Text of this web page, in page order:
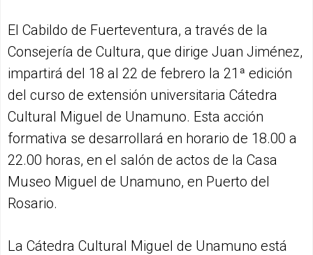
El Cabildo de Fuerteventura, a través de la
Consejería de Cultura, que dirige Juan Jiménez,
impartirá del 18 al 22 de febrero la 21ª edición
del curso de extensión universitaria Cátedra
Cultural Miguel de Unamuno. Esta acción
formativa se desarrollará en horario de 18.00 a
22.00 horas, en el salón de actos de la Casa
Museo Miguel de Unamuno, en Puerto del
Rosario.
La Cátedra Cultural Miguel de Unamuno está